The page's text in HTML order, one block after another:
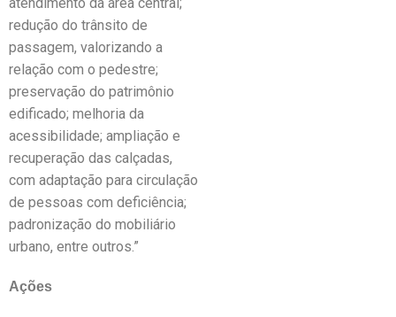
redução do trânsito de
passagem, valorizando a
relação com o pedestre;
preservação do patrimônio
edificado; melhoria da
acessibilidade; ampliação e
recuperação das calçadas,
com adaptação para circulação
de pessoas com deficiência;
padronização do mobiliário
urbano, entre outros.”
Ações